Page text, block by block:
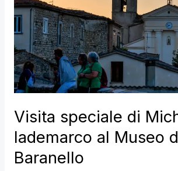
Visita speciale di
Iademarco al Museo
Baranello
F.
Iademarco
al
Museo
di
Baranello